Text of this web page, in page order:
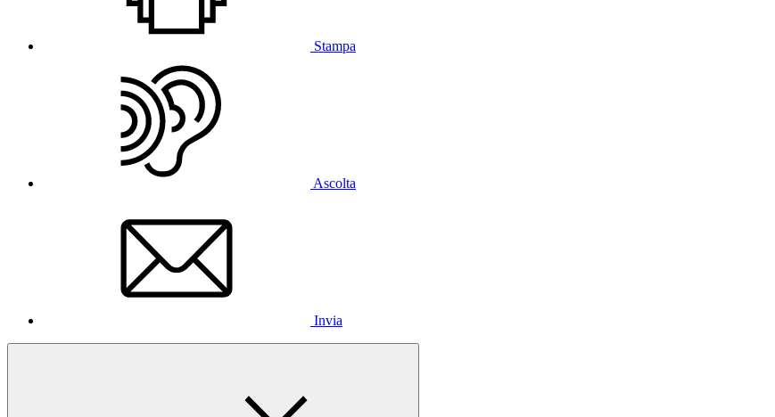
Stampa
Ascolta
Invia